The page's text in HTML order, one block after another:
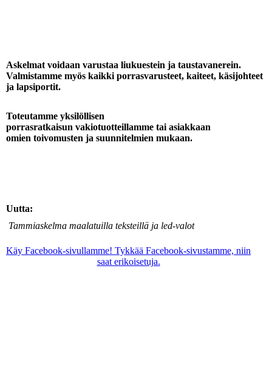
Askelmat voidaan varustaa liukuestein ja taustavanerein.
Valmistamme myös kaikki porrasvarusteet, kaiteet, käsijohteet
ja lapsiportit.
Toteutamme yksilöllisen
porrasratkaisun vakiotuotteillamme tai asiakkaan
omien toivomusten ja suunnitelmien mukaan.
Uutta:
Tammiaskelma maalatuilla teksteillä ja led-valot
Käy Facebook-sivullamme! Tykkää Facebook-sivustamme, niin
saat erikoisetuja.